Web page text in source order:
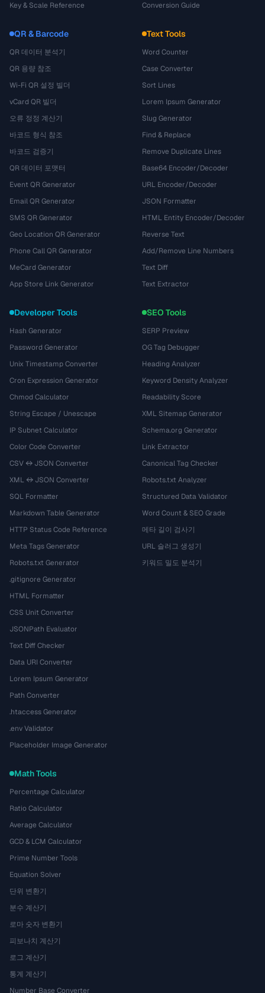
Key & Scale Reference
Conversion Guide
QR & Barcode
QR 데이터 분석기
QR 용량 참조
Wi-Fi QR 설정 빌더
vCard QR 빌더
오류 정정 계산기
바코드 형식 참조
바코드 검증기
QR 데이터 포맷터
Event QR Generator
Email QR Generator
SMS QR Generator
Geo Location QR Generator
Phone Call QR Generator
MeCard Generator
App Store Link Generator
Text Tools
Word Counter
Case Converter
Sort Lines
Lorem Ipsum Generator
Slug Generator
Find & Replace
Remove Duplicate Lines
Base64 Encoder/Decoder
URL Encoder/Decoder
JSON Formatter
HTML Entity Encoder/Decoder
Reverse Text
Add/Remove Line Numbers
Text Diff
Text Extractor
Developer Tools
Hash Generator
Password Generator
Unix Timestamp Converter
Cron Expression Generator
Chmod Calculator
String Escape / Unescape
IP Subnet Calculator
Color Code Converter
CSV ↔ JSON Converter
XML ↔ JSON Converter
SQL Formatter
Markdown Table Generator
HTTP Status Code Reference
Meta Tags Generator
Robots.txt Generator
.gitignore Generator
HTML Formatter
CSS Unit Converter
JSONPath Evaluator
Text Diff Checker
Data URI Converter
Lorem Ipsum Generator
Path Converter
.htaccess Generator
.env Validator
Placeholder Image Generator
SEO Tools
SERP Preview
OG Tag Debugger
Heading Analyzer
Keyword Density Analyzer
Readability Score
XML Sitemap Generator
Schema.org Generator
Link Extractor
Canonical Tag Checker
Robots.txt Analyzer
Structured Data Validator
Word Count & SEO Grade
메타 길이 검사기
URL 슬러그 생성기
키워드 밀도 분석기
Math Tools
Percentage Calculator
Ratio Calculator
Average Calculator
GCD & LCM Calculator
Prime Number Tools
Equation Solver
단위 변환기
분수 계산기
로마 숫자 변환기
피보나치 계산기
로그 계산기
통계 계산기
Number Base Converter